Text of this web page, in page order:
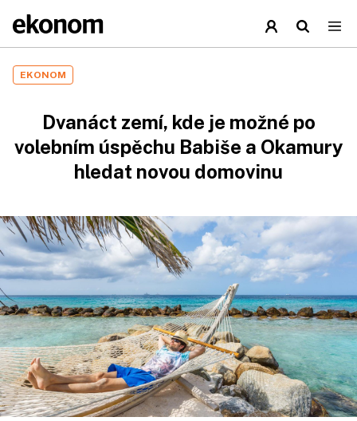
EKONOM
Dvanáct zemí, kde je možné po
volebním úspěchu Babiše a Okamury
hledat novou domovinu